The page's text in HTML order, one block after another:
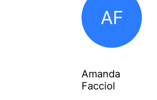
AF
Amanda
Facciol